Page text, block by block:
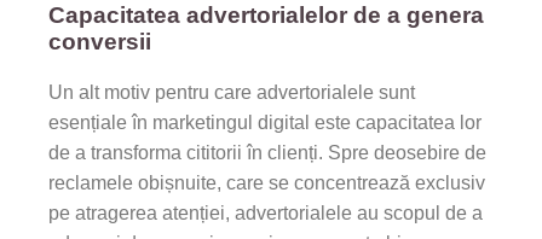
Capacitatea advertorialelor de a genera
conversii
Un alt motiv pentru care advertorialele sunt
esențiale în marketingul digital este capacitatea lor
de a transforma cititorii în clienți. Spre deosebire de
reclamele obișnuite, care se concentrează exclusiv
pe atragerea atenției, advertorialele au scopul de a